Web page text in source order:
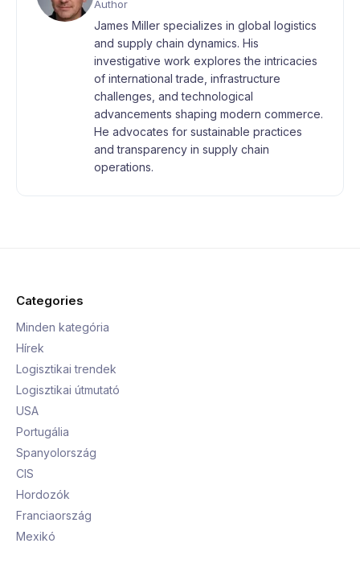
Author
James Miller specializes in global logistics
and supply chain dynamics. His
investigative work explores the intricacies
of international trade, infrastructure
challenges, and technological
advancements shaping modern commerce.
He advocates for sustainable practices
and transparency in supply chain
operations.
Categories
Minden kategória
Hírek
Logisztikai trendek
Logisztikai útmutató
USA
Portugália
Spanyolország
CIS
Hordozók
Franciaország
Mexikó